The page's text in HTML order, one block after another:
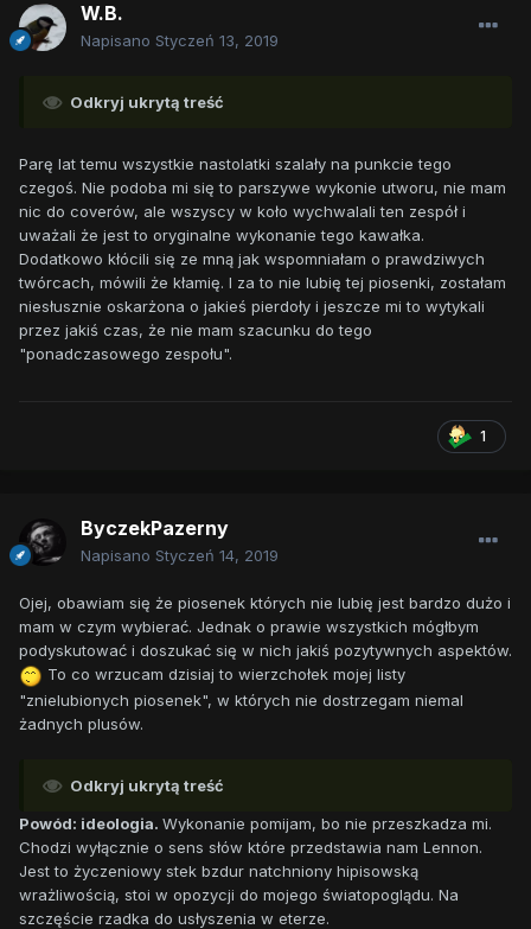
W.B.
Napisano Styczeń 13, 2019
Odkryj ukrytą treść
Parę lat temu wszystkie nastolatki szalały na punkcie tego
czegoś. Nie podoba mi się to parszywe wykonie utworu, nie mam
nic do coverów, ale wszyscy w koło wychwalali ten zespół i
uważali że jest to oryginalne wykonanie tego kawałka.
Dodatkowo kłócili się ze mną jak wspomniałam o prawdziwych
twórcach, mówili że kłamię. I za to nie lubię tej piosenki, zostałam
niesłusznie oskarżona o jakieś pierdoły i jeszcze mi to wytykali
przez jakiś czas, że nie mam szacunku do tego
"ponadczasowego zespołu".
1
ByczekPazerny
Napisano Styczeń 14, 2019
Ojej, obawiam się że piosenek których nie lubię jest bardzo dużo i
mam w czym wybierać. Jednak o prawie wszystkich mógłbym
podyskutować i doszukać się w nich jakiś pozytywnych aspektów.
To co wrzucam dzisiaj to wierzchołek mojej listy
"znielubionych piosenek", w których nie dostrzegam niemal
żadnych plusów.
Odkryj ukrytą treść
Powód: ideologia. Wykonanie pomijam, bo nie przeszkadza mi.
Chodzi wyłącznie o sens słów które przedstawia nam Lennon.
Jest to życzeniowy stek bzdur natchniony hipisowską
wrażliwością, stoi w opozycji do mojego światopoglądu. Na
szczęście rzadka do usłyszenia w eterze.